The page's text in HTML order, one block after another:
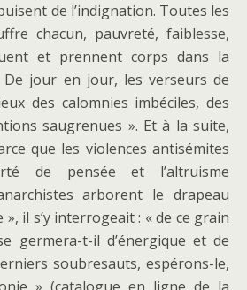
de l’indignation. Toutes les
chacun, pauvreté, faiblesse,
et prennent corps dans la
jour en jour, les verseurs de
des calomnies imbéciles, des
saugrenues ». Et à la suite,
que les violences antisémites
de pensée et l’altruisme
arborent le drapeau
il s’y interrogeait : « de ce grain
germera-t-il d’énergique et de
soubresauts, espérons-le,